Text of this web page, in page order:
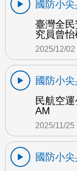
國防小
臺灣全
究員曾
2025/12/02
國防小
民航空
AM
2025/11/25
國防小